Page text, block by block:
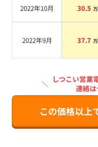
2022年10月 30.5
2022年9月 37.7
＼ しつこい営業
連絡
この価格以上